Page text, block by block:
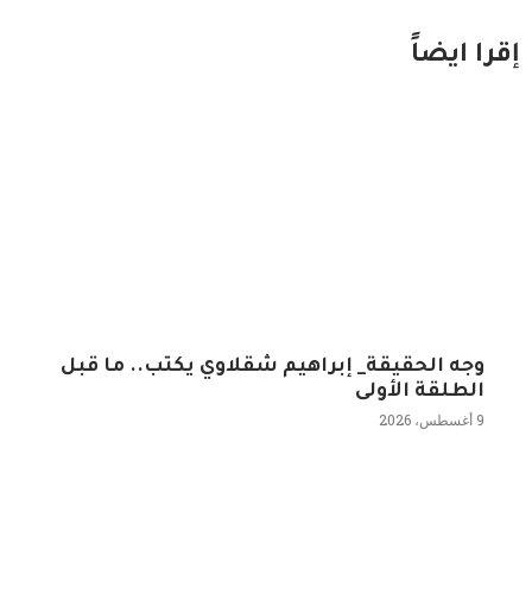
إقرا ايضاً
وجه الحقيقة_ إبراهيم شقلاوي يكتب.. ما قبل
الطلقة الأولى
9 أغسطس، 2026